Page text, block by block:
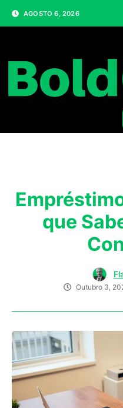
AGOSTO 6, 2026
que
Outubro 3,